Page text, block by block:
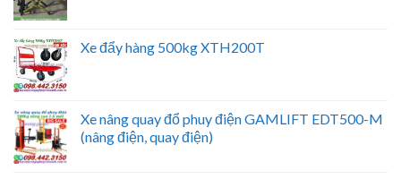
Xe đẩy hàng 500kg XTH200T
Xe nâng quay đổ phuy điện GAMLIFT EDT500-M
(nâng điện, quay điện)